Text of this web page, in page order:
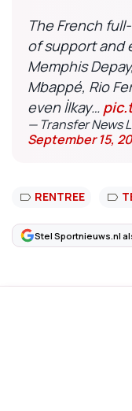
The French
of support and
Memphis
Mbappé, Rio
even İlkay…
— Transfer News
September 15,
RENTREE
Stel Sportnieuws.nl